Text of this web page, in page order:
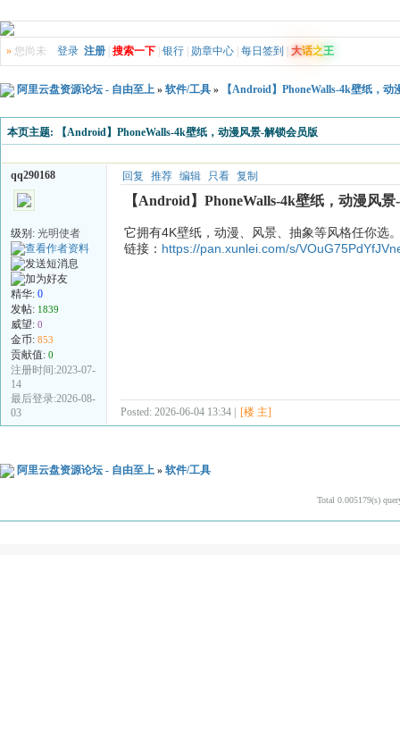
» 您尚未 登录 注册 搜索一下 银行 勋章中心 每日签到 大话之王
阿里云盘资源论坛 - 自由至上 » 软件/工具 » 【Android】PhoneWalls-4k壁纸，动
本页主题: 【Android】PhoneWalls-4k壁纸，动漫风景-解锁会员版
qq290168
级别: 光明使者
精华: 0
发帖: 1839
威望: 0
金币: 853
贡献值: 0
注册时间:2023-07-
14
最后登录:2026-08-
03
回复 推荐 编辑 只看 复制
【Android】PhoneWalls-4k壁纸，动漫风
它拥有4K壁纸，动漫、风景、抽象等风格任你选
链接： https://pan.xunlei.com/s/
Posted: 2026-06-04 13:34 | [楼 主]
阿里云盘资源论坛 - 自由至上 » 软件/工具
Total 0.005179(s)